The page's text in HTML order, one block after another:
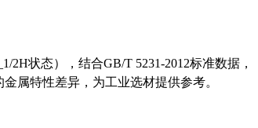
状态），结合GB/T 5231-2012标准数据，
属特性差异，为工业选材提供参考。